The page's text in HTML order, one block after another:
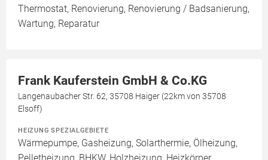
Thermostat, Renovierung, Renovierung / Badsanierung,
Wartung, Reparatur
Frank Kauferstein GmbH & Co.KG
Langenaubacher Str. 62, 35708 Haiger (22km von 35708
Elsoff)
HEIZUNG SPEZIALGEBIETE
Wärmepumpe, Gasheizung, Solarthermie, Ölheizung,